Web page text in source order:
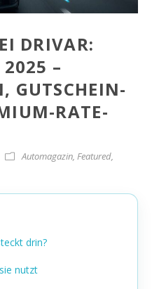
DRIVAR:
2025 –
GUTSCHEIN-
RATE-
Automagazin Featured
drin?
nutzt